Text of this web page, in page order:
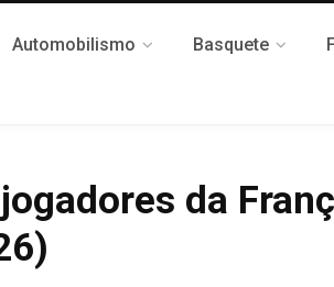
Automobilismo Basquete
da